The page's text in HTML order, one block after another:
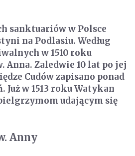
sanktuariów w Polsce
na Podlasiu. Według
w 1510 roku
Anna. Zaledwie 10 lat po jej
Cudów zapisano ponad
Już w 1513 roku Watykan
udającym się
Anny